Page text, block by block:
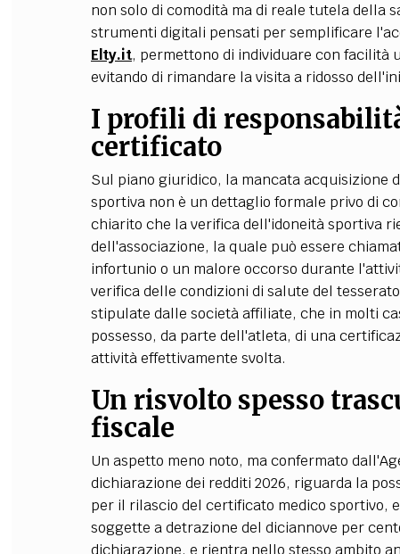
non solo di comodità ma di reale tutela della
strumenti digitali pensati per semplificare
Elty.it, permettono di individuare con facilità
evitando di rimandare la visita a ridosso
I profili di
certificato
Sul piano giuridico, la mancata acquisizione
sportiva non è un dettaglio formale privo di
chiarito che la verifica dell'idoneità sportiva
dell'associazione, la quale può essere
infortunio o un malore occorso durante
verifica delle condizioni di salute del
stipulate dalle società affiliate, che in molti
possesso, da parte dell'atleta, di una
attività effettivamente svolta.
Un risvolto spesso
fiscale
Un aspetto meno noto, ma confermato
dichiarazione dei redditi 2026, riguarda la
per il rilascio del certificato medico sportivo,
soggette a detrazione del diciannove per
dichiarazione, e rientra nello stesso ambito